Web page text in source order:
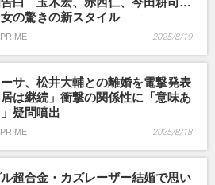
の驚きの新スタイル
2025/8/19
サ、松井大輔との離婚を電撃発表
は継続」衝撃の関係性に「意味あ
疑問噴出
2025/8/18
ル超合金・カズレーザー結婚で思い